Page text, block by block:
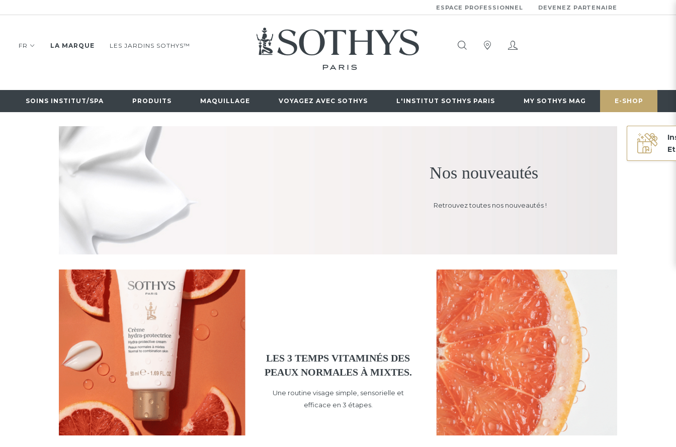
ESPACE PROFESSIONNEL DEVENEZ PARTENAIRE
FR LA MARQUE LES JARDINS SOTHYS™
SOINS INSTITUT/SPA PRODUITS MAQUILLAGE VOYAGEZ AVEC SOTHYS L'INSTITUT SOTHYS PARIS MY SOTHYS MAG E-SHOP
Nos nouveautés
Retrouvez toutes nos nouveautés !
LES 3 TEMPS VITAMINÉS DES
PEAUX NORMALES À MIXTES.
Une routine visage simple, sensorielle et
efficace en 3 étapes.